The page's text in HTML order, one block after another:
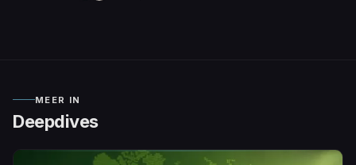
MEER IN
Deepdives